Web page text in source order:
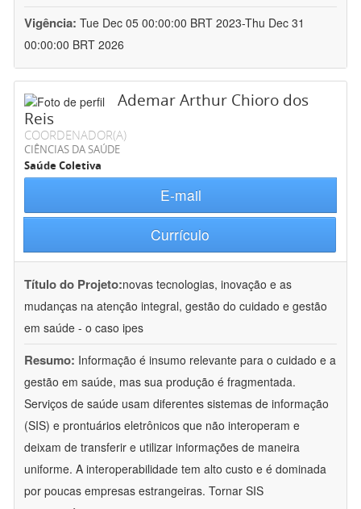
Vigência: Tue Dec 05 00:00:00 BRT 2023-Thu Dec 31
00:00:00 BRT 2026
Ademar Arthur Chioro dos
Reis
COORDENADOR(A)
CIÊNCIAS DA SAÚDE
Saúde Coletiva
E-mail
Currículo
Título do Projeto:novas tecnologias, inovação e as
mudanças na atenção integral, gestão do cuidado e gestão
em saúde - o caso ipes
Resumo: Informação é insumo relevante para o cuidado e a
gestão em saúde, mas sua produção é fragmentada.
Serviços de saúde usam diferentes sistemas de informação
(SIS) e prontuários eletrônicos que não interoperam e
deixam de transferir e utilizar informações de maneira
uniforme. A interoperabilidade tem alto custo e é dominada
por poucas empresas estrangeiras. Tornar SIS